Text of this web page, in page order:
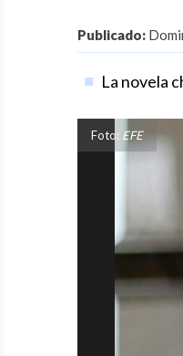
Publicado:
La novela
Foto: EFE